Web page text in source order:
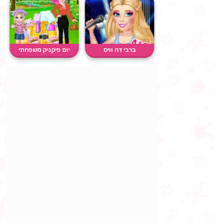
ברבי דה וויס
יום פיקניק משפחתי
נסיכות